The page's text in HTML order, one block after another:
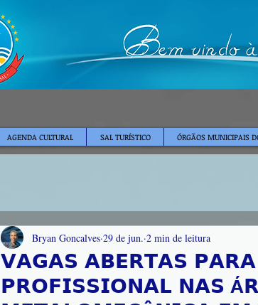
AGENDA CULTURAL SAL TURÍSTICO ÓRGÃOS MUNICIPAIS
𝗩𝗔𝗚𝗔𝗦 𝗔𝗕𝗘𝗥𝗧𝗔𝗦
𝗣𝗥𝗢𝗙𝗜𝗦𝗦𝗜𝗢𝗡𝗔𝗟 𝗡𝗔𝗦
Bryan Goncalves 29 de jun. 2 min de leitura